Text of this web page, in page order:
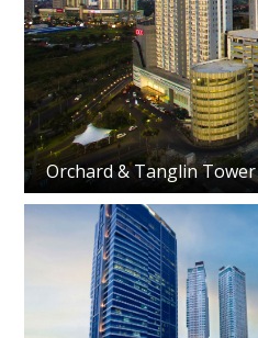
Orchard & Tanglin Tower